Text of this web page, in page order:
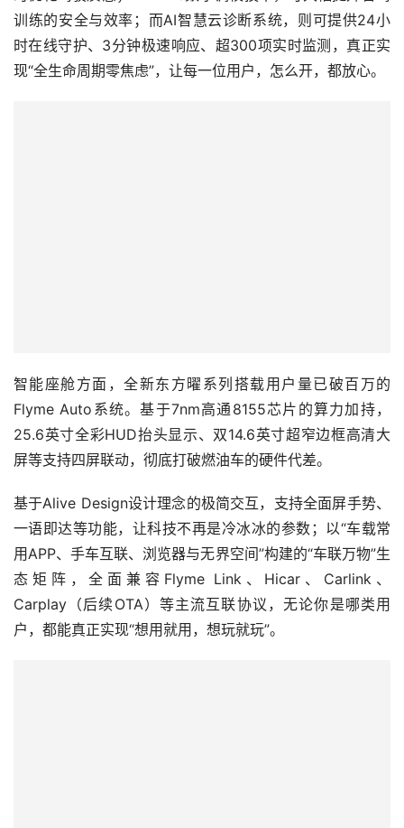
训练的安全与效率；而AI智慧云诊断系统，则可提供24小
时在线守护、3分钟极速响应、超300项实时监测，真正实
现“全生命周期零焦虑”，让每一位用户，怎么开，都放心。
智能座舱方面，全新东方曜系列搭载用户量已破百万的
Flyme Auto系统。基于7nm高通8155芯片的算力加持，
25.6英寸全彩HUD抬头显示、双14.6英寸超窄边框高清大
屏等支持四屏联动，彻底打破燃油车的硬件代差。
基于Alive Design设计理念的极简交互，支持全面屏手势、
一语即达等功能，让科技不再是冷冰冰的参数；以“车载常
用APP、手车互联、浏览器与无界空间”构建的“车联万物”生
态矩阵，全面兼容Flyme Link、Hicar、Carlink、
Carplay（后续OTA）等主流互联协议，无论你是哪类用
户，都能真正实现“想用就用，想玩就玩”。